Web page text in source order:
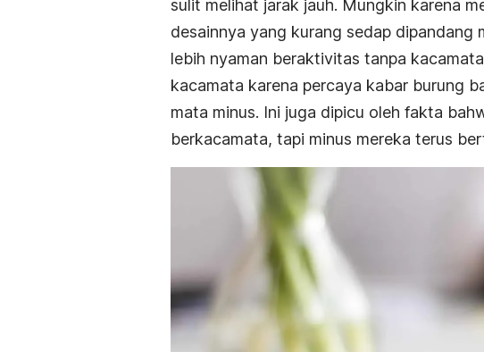
sulit melihat jarak jauh. Mungkin karena
desainnya yang kurang sedap
lebih nyaman beraktivitas tanpa
kacamata karena percaya kabar burung
mata minus. Ini juga dipicu oleh fakta
berkacamata, tapi minus mereka terus